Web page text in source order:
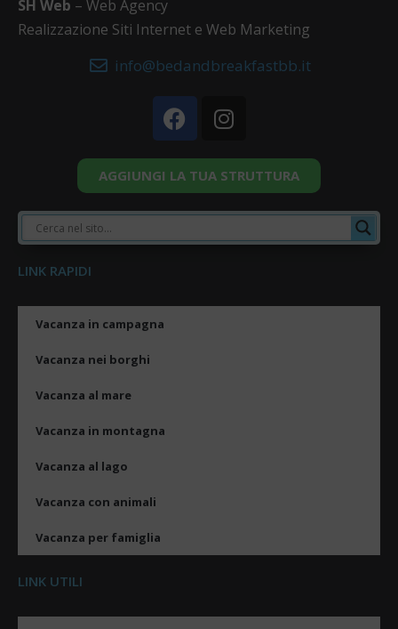
SH Web – Web Agency
Realizzazione Siti Internet e Web Marketing
info@bedandbreakfastbb.it
AGGIUNGI LA TUA STRUTTURA
LINK RAPIDI
Vacanza in campagna
Vacanza nei borghi
Vacanza al mare
Vacanza in montagna
Vacanza al lago
Vacanza con animali
Vacanza per famiglia
LINK UTILI